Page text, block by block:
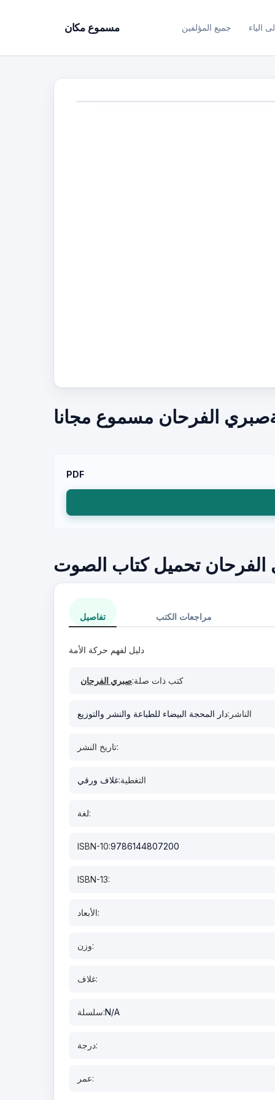
مسموع مكان جميع المؤلفين الياء
الفرحان مسموع مجانا
PDF
الفرحان تحميل كتاب الصوت
تفاصيل مراجعات الكتب
دليل لفهم حركة الأمة
كتب ذات صلة:صبري الفرحان
الناشر:دار المحجة البيضاء للطباعة والنشر والتوزيع
تاريخ النشر:
التغطية:غلاف ورقي
لغة:
ISBN-10:9786144807200
ISBN-13:
الأبعاد:
وزن:
غلاف:
سلسلة:N/A
درجة:
عمر: